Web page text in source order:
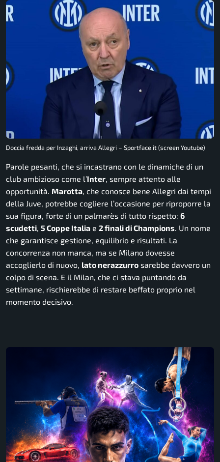
Doccia fredda per Inzaghi, arriva Allegri – Sportface.it (screen Youtube)
Parole pesanti, che si incastrano con le dinamiche di un
club ambizioso come l’Inter, sempre attento alle
opportunità. Marotta, che conosce bene Allegri dai tempi
della Juve, potrebbe cogliere l’occasione per riproporre la
sua figura, forte di un palmarès di tutto rispetto: 6
scudetti, 5 Coppe Italia e 2 finali di Champions. Un nome
che garantisce gestione, equilibrio e risultati. La
concorrenza non manca, ma se Milano dovesse
accoglierlo di nuovo, lato nerazzurro sarebbe davvero un
colpo di scena. E il Milan, che ci stava puntando da
settimane, rischierebbe di restare beffato proprio nel
momento decisivo.